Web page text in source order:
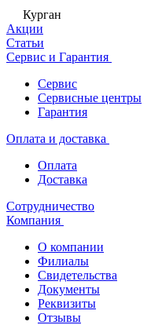
Курган
Акции
Статьи
Сервис и Гарантия
Сервис
Сервисные центры
Гарантия
Оплата и доставка
Оплата
Доставка
Сотрудничество
Компания
О компании
Филиалы
Свидетельства
Документы
Реквизиты
Отзывы